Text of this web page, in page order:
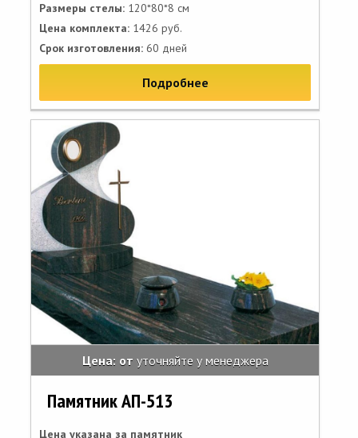
Размеры стелы: 120*80*8 см
Цена комплекта: 1426 руб.
Срок изготовления: 60 дней
Подробнее
Цена: от уточняйте у менеджера
Памятник АП-513
Цена указана за памятник